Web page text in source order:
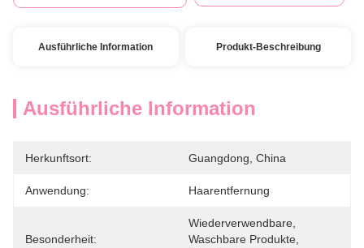
Ausführliche Information Produkt-Beschreibung
Ausführliche Information
Herkunftsort: Guangdong, China
Anwendung: Haarentfernung
Besonderheit:
Wiederverwendbare,
Waschbare Produkte,